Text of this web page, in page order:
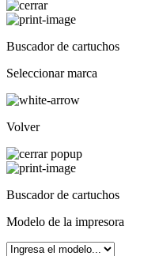
Buscador de cartuchos
Seleccionar marca
Volver
Buscador de cartuchos
Modelo de la impresora